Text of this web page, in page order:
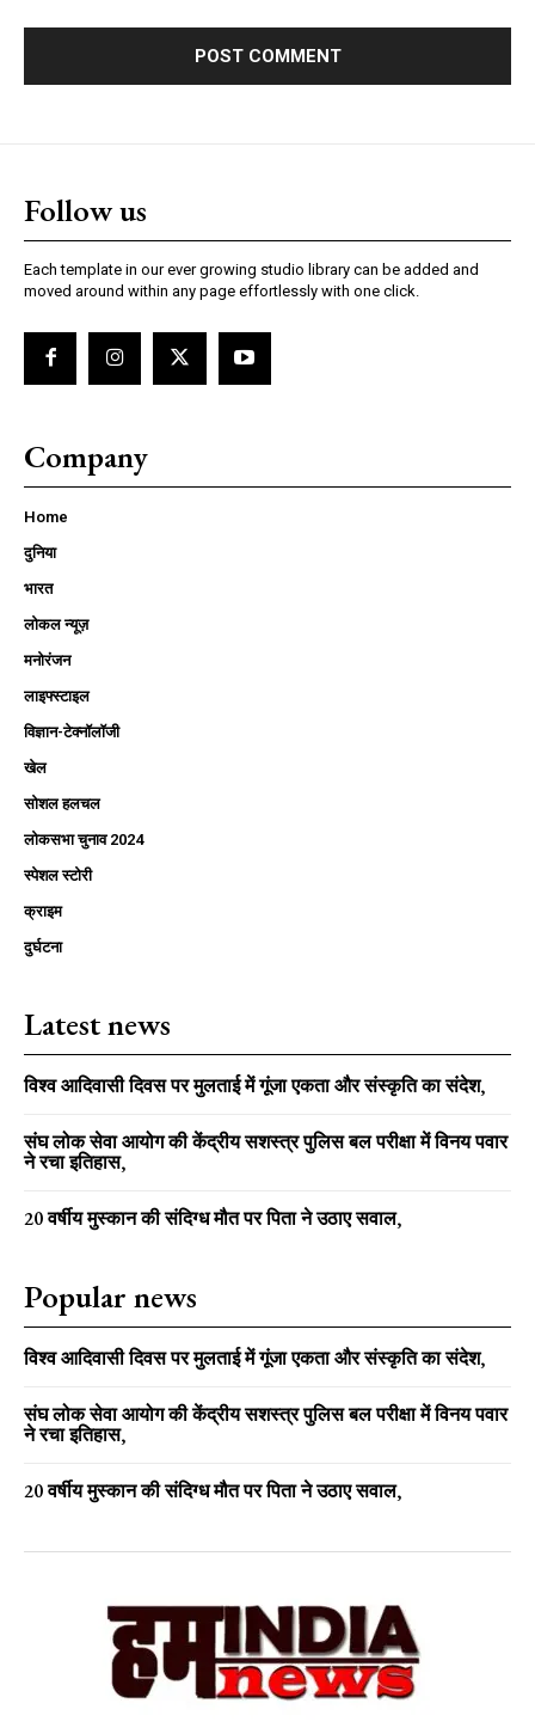
Follow us
Each template in our ever growing studio library can be added and
moved around within any page effortlessly with one click.
Company
Home
दुनिया
भारत
लोकल न्यूज़
मनोरंजन
लाइफ्स्टाइल
विज्ञान-टेक्नॉलॉजी
खेल
सोशल हलचल
लोकसभा चुनाव 2024
स्पेशल स्टोरी
क्राइम
दुर्घटना
Latest news
विश्व आदिवासी दिवस पर मुलताई में गूंजा एकता और संस्कृति का संदेश,
संघ लोक सेवा आयोग की केंद्रीय सशस्त्र पुलिस बल परीक्षा में विनय पवार
ने रचा इतिहास,
20 वर्षीय मुस्कान की संदिग्ध मौत पर पिता ने उठाए सवाल,
Popular news
विश्व आदिवासी दिवस पर मुलताई में गूंजा एकता और संस्कृति का संदेश,
संघ लोक सेवा आयोग की केंद्रीय सशस्त्र पुलिस बल परीक्षा में विनय पवार
ने रचा इतिहास,
20 वर्षीय मुस्कान की संदिग्ध मौत पर पिता ने उठाए सवाल,